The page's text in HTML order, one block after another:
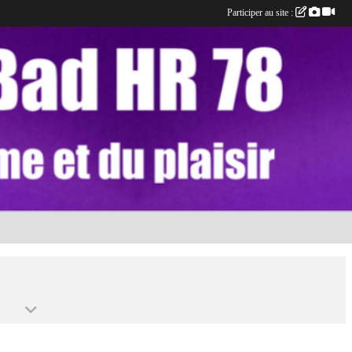
Participer au site :